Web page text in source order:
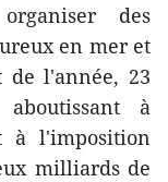
des
en mer et
de l'année, 23
à
à l'imposition
milliards de